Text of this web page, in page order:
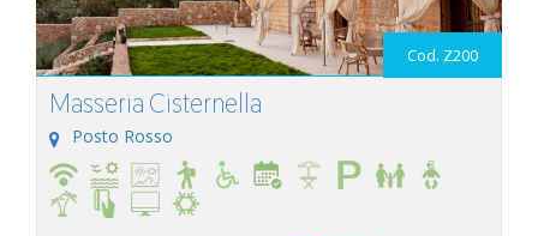
Cod. Z200
Masseria Cisternella
Posto Rosso